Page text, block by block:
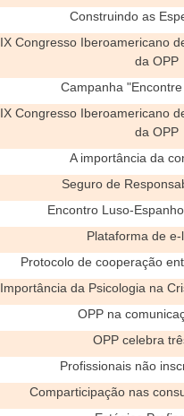
Construindo as
IX Congresso Iberoamericano
da OPP
Campanha
IX Congresso Iberoamericano
da OPP
A importância da
Seguro de
Encontro Luso-
Plataforma de
Protocolo de cooperação
Importância da Psicologia na
OPP na
OPP celebra
Profissionais não
Comparticipação nas